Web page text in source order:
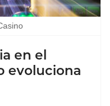
en el
evoluciona